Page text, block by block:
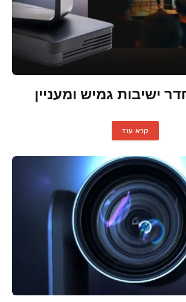
קרא עוד